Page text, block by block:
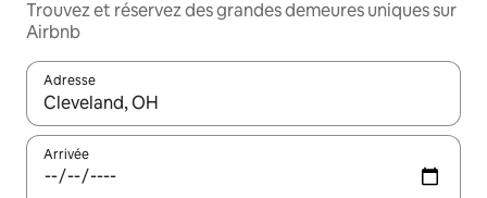
Trouvez et réservez des grandes demeures uniques sur
Airbnb
Adresse
Lorsque les résultats s'affichent, utilisez les flèches vers le
Arrivée